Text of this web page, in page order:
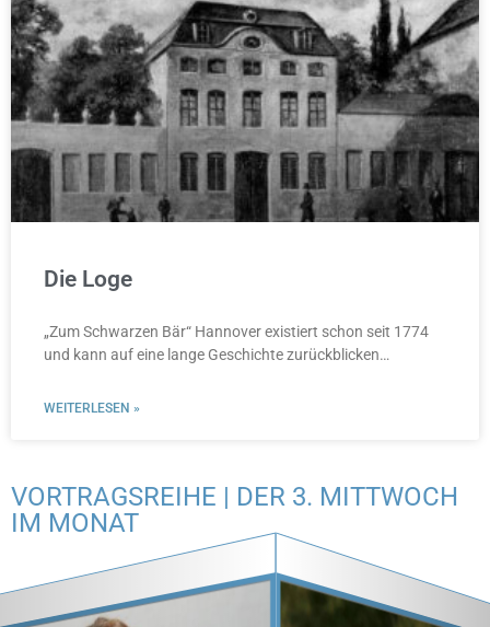
Die Loge
„Zum Schwarzen Bär“ Hannover existiert schon seit 1774
und kann auf eine lange Geschichte zurückblicken…
WEITERLESEN »
VORTRAGSREIHE | DER 3. MITTWOCH
IM MONAT